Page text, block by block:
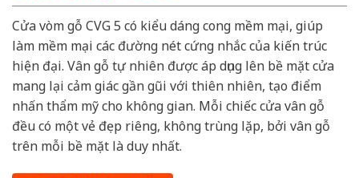
Cửa vòm gỗ CVG 5 có kiểu dáng cong mềm mại, giúp
làm mềm mại các đường nét cứng nhắc của kiến trúc
hiện đại. Vân gỗ tự nhiên được áp dụng lên bề mặt cửa
mang lại cảm giác gần gũi với thiên nhiên, tạo điểm
nhấn thẩm mỹ cho không gian. Mỗi chiếc cửa vân gỗ
đều có một vẻ đẹp riêng, không trùng lặp, bởi vân gỗ
trên mỗi bề mặt là duy nhất.